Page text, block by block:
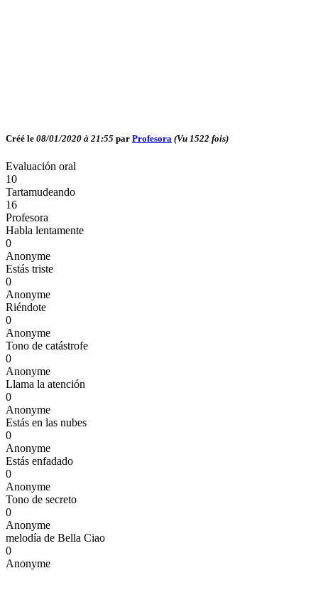
Créé le 08/01/2020 à 21:55 par Profesora (Vu 1522 fois)
Evaluación oral
10
Tartamudeando
16
Profesora
Habla lentamente
0
Anonyme
Estás triste
0
Anonyme
Riéndote
0
Anonyme
Tono de catástrofe
0
Anonyme
Llama la atención
0
Anonyme
Estás en las nubes
0
Anonyme
Estás enfadado
0
Anonyme
Tono de secreto
0
Anonyme
melodía de Bella Ciao
0
Anonyme